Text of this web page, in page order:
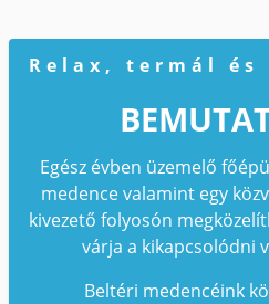
Relax, termál és
Egész évben üzemelő
medence valamint egy
kivezető folyosón
várja a kikapcsolódni
Beltéri medencéink